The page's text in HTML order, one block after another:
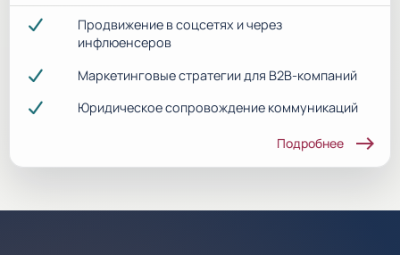
Продвижение в соцсетях и через
инфлюенсеров
Маркетинговые стратегии для B2B-компаний
Юридическое сопровождение коммуникаций
Подробнее east